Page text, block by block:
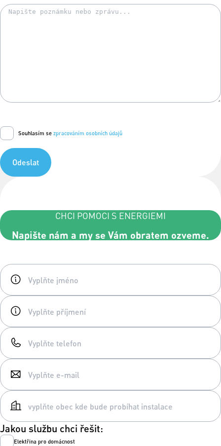
Souhlasím se zpracováním osobních údajů
Odeslat
CHCI POMOCI S ENERGIEMI
Napište nám a my se Vám obratem ozveme.
Jakou službu chci řešit:
Elektřina pro domácnost